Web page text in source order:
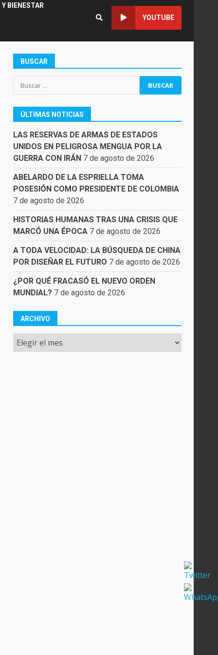
BIENESTAR
YOUTUBE
BUSCAR
Buscar:
ÚLTIMAS NOTICIAS
LAS RESERVAS DE ARMAS DE ESTADOS
UNIDOS EN PELIGROSA MENGUA POR LA
GUERRA CON IRÁN 7 de agosto de 2026
ABELARDO DE LA ESPRIELLA TOMA
POSESIÓN COMO PRESIDENTE DE COLOMBIA
7 de agosto de 2026
HISTORIAS HUMANAS TRAS UNA CRISIS QUE
MARCÓ UNA ÉPOCA 7 de agosto de 2026
A TODA VELOCIDAD: LA BÚSQUEDA DE CHINA
POR DISEÑAR EL FUTURO 7 de agosto de 2026
¿POR QUÉ FRACASÓ EL NUEVO ORDEN
MUNDIAL? 7 de agosto de 2026
ARCHIVO
Archivo